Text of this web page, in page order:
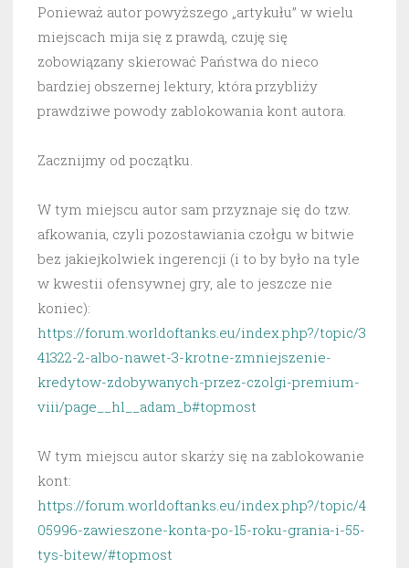
Ponieważ autor powyższego „artykułu” w wielu
miejscach mija się z prawdą, czuję się
zobowiązany skierować Państwa do nieco
bardziej obszernej lektury, która przybliży
prawdziwe powody zablokowania kont autora.
Zacznijmy od początku.
W tym miejscu autor sam przyznaje się do tzw.
afkowania, czyli pozostawiania czołgu w bitwie
bez jakiejkolwiek ingerencji (i to by było na tyle
w kwestii ofensywnej gry, ale to jeszcze nie
koniec):
https://forum.worldoftanks.eu/index.php?/topic/3
41322-2-albo-nawet-3-krotne-zmniejszenie-
kredytow-zdobywanych-przez-czolgi-premium-
viii/page__hl__adam_b#topmost
W tym miejscu autor skarży się na zablokowanie
kont:
https://forum.worldoftanks.eu/index.php?/topic/4
05996-zawieszone-konta-po-15-roku-grania-i-55-
tys-bitew/#topmost